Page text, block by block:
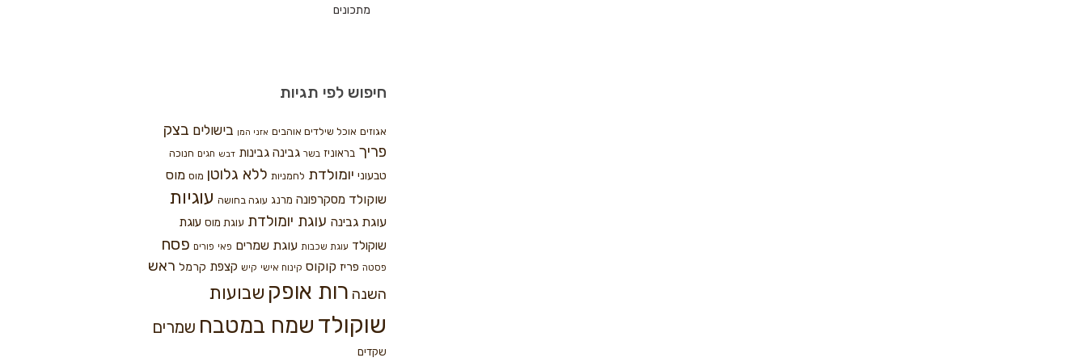
מתכונים
חיפוש לפי תגיות
אגוזים אוכל שילדים אוהבים אזני המן בישולים בצק
פריך בראוניז בשר גבינה גבינות דבש חגים חנוכה
טבעוני יומולדת לחמניות ללא גלוטן מוס מוס
שוקולד מסקרפונה מרנג עוגה בחושה עוגיות
עוגת גבינה עוגת יומולדת עוגת מוס עוגת
שוקולד עוגת שכבות עוגת שמרים פאי פורים פסח
פסטה פריז קוקוס קינוח אישי קיש קצפת קרמל ראש
השנה רות אופק שבועות
שוקולד שמח במטבח שמרים
שקדים